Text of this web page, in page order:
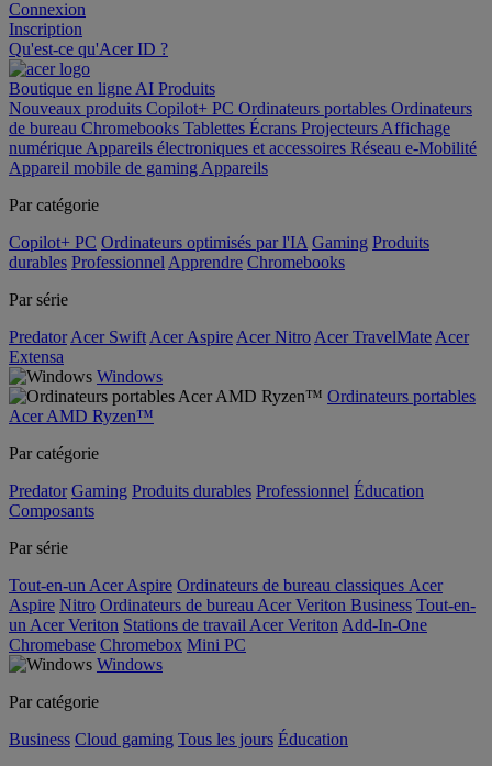
Connexion
Inscription
Qu'est-ce qu'Acer ID ?
Boutique en ligne AI Produits
Nouveaux produits Copilot+ PC Ordinateurs portables Ordinateurs
de bureau Chromebooks Tablettes Écrans Projecteurs Affichage
numérique Appareils électroniques et accessoires Réseau e-Mobilité
Appareil mobile de gaming Appareils
Par catégorie
Copilot+ PC Ordinateurs optimisés par l'IA Gaming Produits
durables Professionnel Apprendre Chromebooks
Par série
Predator Acer Swift Acer Aspire Acer Nitro Acer TravelMate Acer
Extensa
Windows
Ordinateurs portables
Acer AMD Ryzen™
Par catégorie
Predator Gaming Produits durables Professionnel Éducation
Composants
Par série
Tout-en-un Acer Aspire Ordinateurs de bureau classiques Acer
Aspire Nitro Ordinateurs de bureau Acer Veriton Business Tout-en-
un Acer Veriton Stations de travail Acer Veriton Add-In-One
Chromebase Chromebox Mini PC
Windows
Par catégorie
Business Cloud gaming Tous les jours Éducation